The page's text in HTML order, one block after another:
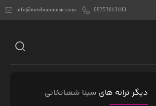
info@mrtehranmusic.com 09353013103
دیگر ترانه های سینا شعبانخانی